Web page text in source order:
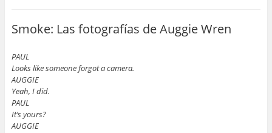
Smoke: Las fotografías de Auggie Wren
PAUL
Looks like someone forgot a camera.
AUGGIE
Yeah, I did.
PAUL
It’s yours?
AUGGIE